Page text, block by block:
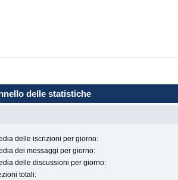
delle statistiche
delle iscrizioni per giorno:
dei messaggi per giorno:
delle discussioni per giorno:
totali: